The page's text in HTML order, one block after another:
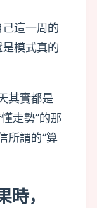
這一周的
模式真的
其實都是
走勢”的那
所謂的“算
，